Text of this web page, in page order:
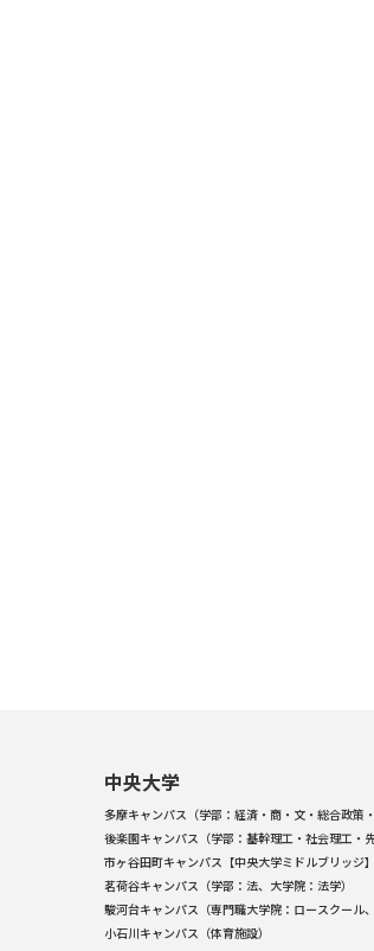
中央大学
多摩キャンパス（学部：経済・商・文・総合政策
後楽園キャンパス（学部：基幹理工・社会理工・
市ヶ谷田町キャンパス【中央大学ミドルブリッジ
茗荷谷キャンパス（学部：法、大学院：法学）
駿河台キャンパス（専門職大学院：ロースクール
小石川キャンパス（体育施設）